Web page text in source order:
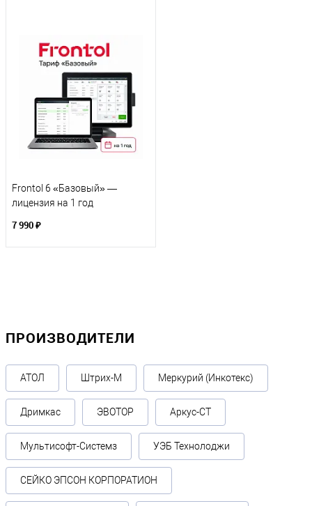
Frontol 6 «Базовый» —
лицензия на 1 год
7 990 ₽
ПРОИЗВОДИТЕЛИ
АТОЛ Штрих-М Меркурий (Инкотекс)
Дримкас ЭВОТОР Аркус-СТ
Мультисофт-Системз УЭБ Технолоджи
СЕЙКО ЭПСОН КОРПОРАТИОН